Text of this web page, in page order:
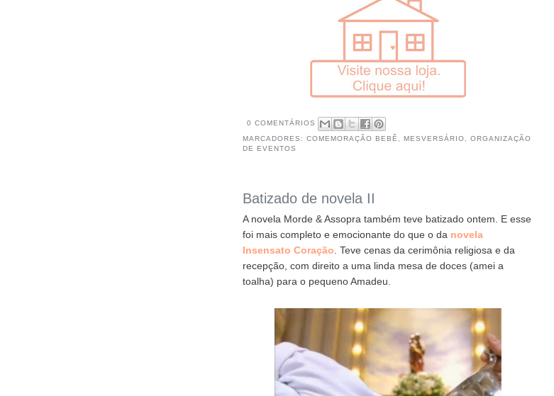
0 COMENTÁRIOS
MARCADORES: COMEMORAÇÃO BEBÊ MESVERSÁRIO
ORGANIZAÇÃO
DE EVENTOS
Batizado de novela II
A novela Morde & Assopra também teve batizado ontem. E esse
foi mais completo e emocionante do que o da novela
Insensato Coração . Teve cenas da cerimônia religiosa e da
recepção, com direito a uma linda mesa de doces (amei a
toalha) para o pequeno Amadeu.